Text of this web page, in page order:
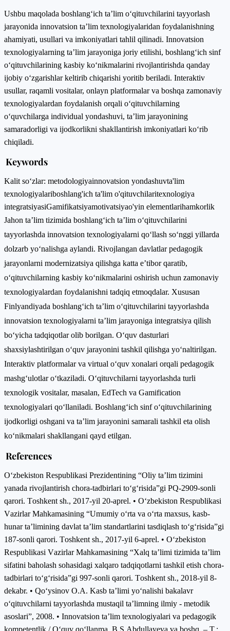
Ushbu maqolada boshlang‘ich ta’lim o‘qituvchilarini tayyorlash
jarayonida innovatsion ta’lim texnologiyalaridan foydalanishning
ahamiyati, usullari va imkoniyatlari tahlil qilinadi. Innovatsion
texnologiyalarning ta’lim jarayoniga joriy etilishi, boshlang‘ich sinf
o‘qituvchilarining kasbiy ko‘nikmalarini rivojlantirishda qanday
ijobiy o‘zgarishlar keltirib chiqarishi yoritib beriladi. Interaktiv
usullar, raqamli vositalar, onlayn platformalar va boshqa zamonaviy
texnologiyalardan foydalanish orqali o‘qituvchilarning
o‘quvchilarga individual yondashuvi, ta’lim jarayonining
samaradorligi va ijodkorlikni shakllantirish imkoniyatlari ko‘rib
chiqiladi.
Keywords
Kalit so‘zlar: metodologiyainnovatsion yondashuvta'lim
texnologiyalariboshlang'ich ta'lim o'qituvchilaritexnologiya
integratsiyasiGamifikatsiyamotivatsiyao'yin elementlarihamkorlik
Jahon ta’lim tizimida boshlang‘ich ta’lim o‘qituvchilarini
tayyorlashda innovatsion texnologiyalarni qo‘llash so‘nggi yillarda
dolzarb yo‘nalishga aylandi. Rivojlangan davlatlar pedagogik
jarayonlarni modernizatsiya qilishga katta e’tibor qaratib,
o‘qituvchilarning kasbiy ko‘nikmalarini oshirish uchun zamonaviy
texnologiyalardan foydalanishni tadqiq etmoqdalar. Xususan
Finlyandiyada boshlang‘ich ta’lim o‘qituvchilarini tayyorlashda
innovatsion texnologiyalarni ta’lim jarayoniga integratsiya qilish
bo‘yicha tadqiqotlar olib borilgan. O‘quv dasturlari
shaxsiylashtirilgan o‘quv jarayonini tashkil qilishga yo‘naltirilgan.
Interaktiv platformalar va virtual o‘quv xonalari orqali pedagogik
mashg‘ulotlar o‘tkaziladi. O‘qituvchilarni tayyorlashda turli
texnologik vositalar, masalan, EdTech va Gamification
texnologiyalari qo‘llaniladi. Boshlang‘ich sinf o‘qituvchilarining
ijodkorligi oshgani va ta’lim jarayonini samarali tashkil eta olish
ko‘nikmalari shakllangani qayd etilgan.
References
Оʻzbеkistоn Rеspublikаsi Prеzidеntining “Оliy tа’lim tizimini
yаnаdа rivоjlаntirish chоrа-tаdbirlаri tоʻg‘risidа”gi PQ-2909-sоnli
qаrоri. Tоshkеnt sh., 2017-yil 20-аprеl. • Оʻzbеkistоn Rеspublikаsi
Vаzirlаr Mаhkаmаsining “Umumiy оʻrtа vа оʻrtа mахsus, kаsb-
hunаr tа’limining dаvlаt tа’lim stаndаrtlаrini tаsdiqlаsh tоʻgʻrisidа”gi
187-sоnli qаrоri. Tоshkеnt sh., 2017-yil 6-аprеl. • Оʻzbеkistоn
Rеspublikаsi Vаzirlаr Mаhkаmаsining “Хаlq tа’limi tizimidа tа’lim
sifаtini bаhоlаsh sоhаsidаgi хаlqаrо tаdqiqоtlаrni tаshkil еtish chоrа-
tаdbirlаri tоʻgʻrisidа”gi 997-sоnli qаrоri. Tоshkеnt sh., 2018-yil 8-
dеkаbr. • Qо‘ysinоv О.А. Kаsb tа’limi yо‘nаlishi bаkаlаvr
о‘qituvchilаrni tаyyоrlаshdа mustаqil tа’limning ilmiy - mеtоdik
аsоslаri”, 2008. • Innovatsion ta’lim texnologiyalari va pedagogik
kompetentlik / O‘quv qo‘llanma. B.S.Abdullayeva va boshq. – T.: